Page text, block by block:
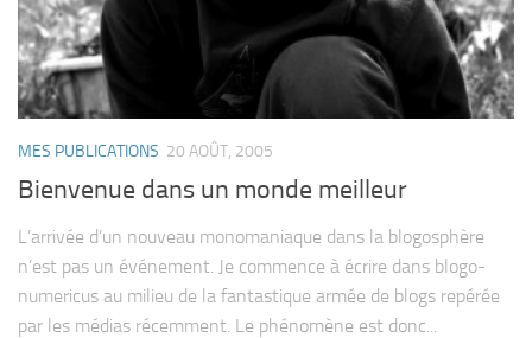
MES PUBLICATIONS 20 AOÛT, 2005
Bien­ve­nue dans un monde meilleur
L’arrivée d’un nou­veau mono­ma­niaque dans la blo­go­sphère
n’est pas un événe­ment. Je com­mence à écrire dans blogo-​
numericus au milieu de la fan­tas­tique armée de blogs repé­rée
par les médias récem­ment. Le phé­no­mène est donc...